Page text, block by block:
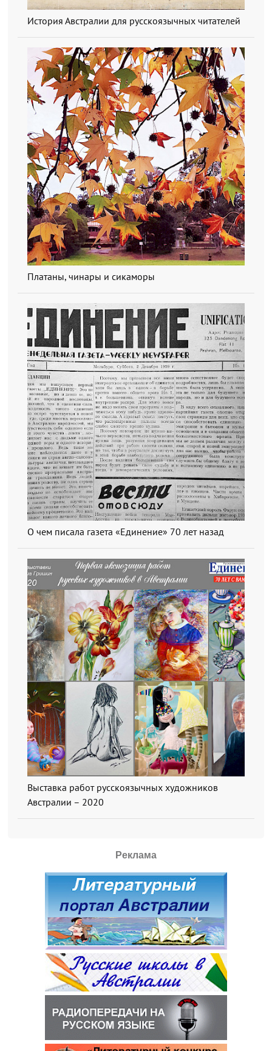
История Австралии для русскоязычных читателей
Платаны, чинары и сикаморы
О чем писала газета «Единение» 70 лет назад
Выставка работ русскоязычных художников
Австралии – 2020
Реклама